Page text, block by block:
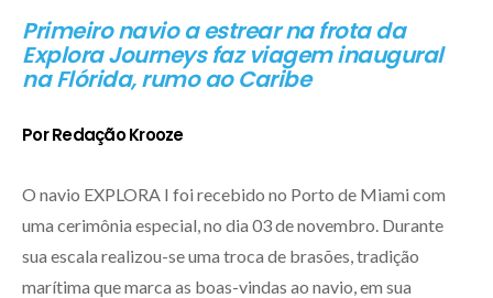
Primeiro navio a estrear na frota da
Explora Journeys faz viagem inaugural
na Flórida, rumo ao Caribe
Por Redação Krooze
O navio EXPLORA I foi recebido no Porto de Miami com
uma cerimônia especial, no dia 03 de novembro. Durante
sua escala realizou-se uma troca de brasões, tradição
marítima que marca as boas-vindas ao navio, em sua